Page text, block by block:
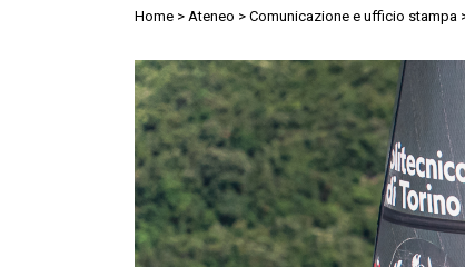
Briciole
di
pane
Home Ateneo Comunicazione e ufficio stampa